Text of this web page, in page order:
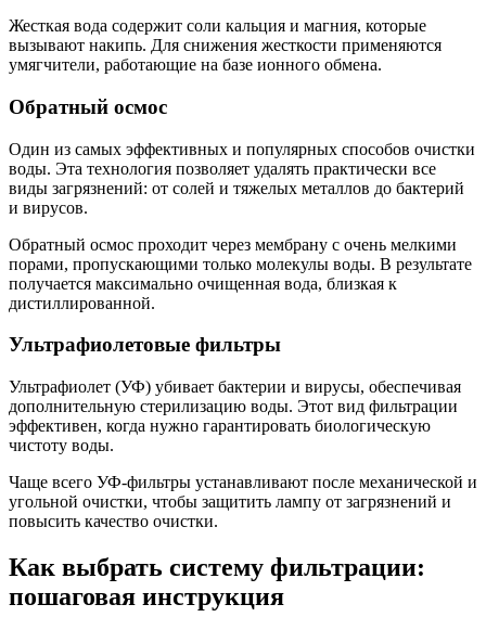
Жесткая вода содержит соли кальция и магния, которые
вызывают накипь. Для снижения жесткости применяются
умягчители, работающие на базе ионного обмена.
Обратный осмос
Один из самых эффективных и популярных способов очистки
воды. Эта технология позволяет удалять практически все
виды загрязнений: от солей и тяжелых металлов до бактерий
и вирусов.
Обратный осмос проходит через мембрану с очень мелкими
порами, пропускающими только молекулы воды. В результате
получается максимально очищенная вода, близкая к
дистиллированной.
Ультрафиолетовые фильтры
Ультрафиолет (УФ) убивает бактерии и вирусы, обеспечивая
дополнительную стерилизацию воды. Этот вид фильтрации
эффективен, когда нужно гарантировать биологическую
чистоту воды.
Чаще всего УФ-фильтры устанавливают после механической и
угольной очистки, чтобы защитить лампу от загрязнений и
повысить качество очистки.
Как выбрать систему фильтрации:
пошаговая инструкция